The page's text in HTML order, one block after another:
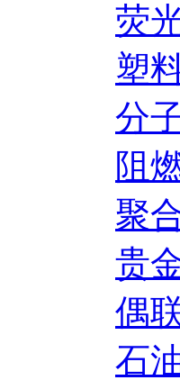
荧
塑
分
阻
聚
贵
偶
石